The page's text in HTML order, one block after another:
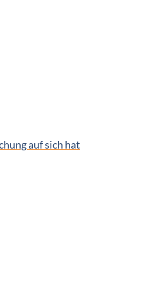
auf sich hat